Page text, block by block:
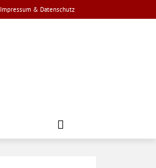
Impressum & Datenschutz